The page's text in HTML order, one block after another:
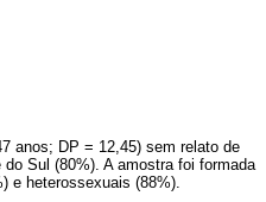
anos; DP = 12,45) sem relato de
Sul (80%). A amostra foi formada
e heterossexuais (88%).